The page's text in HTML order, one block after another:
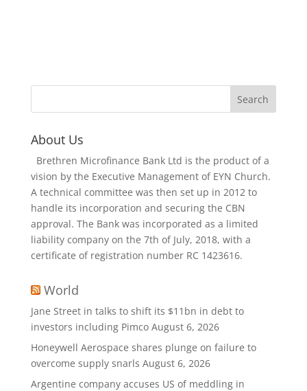
About Us
Brethren Microfinance Bank Ltd is the product of a
vision by the Executive Management of EYN Church.
A technical committee was then set up in 2012 to
handle its incorporation and securing the CBN
approval. The Bank was incorporated as a limited
liability company on the 7th of July, 2018, with a
certificate of registration number RC 1423616.
World
Jane Street in talks to shift its $11bn in debt to
investors including Pimco August 6, 2026
Honeywell Aerospace shares plunge on failure to
overcome supply snarls August 6, 2026
Argentine company accuses US of meddling in